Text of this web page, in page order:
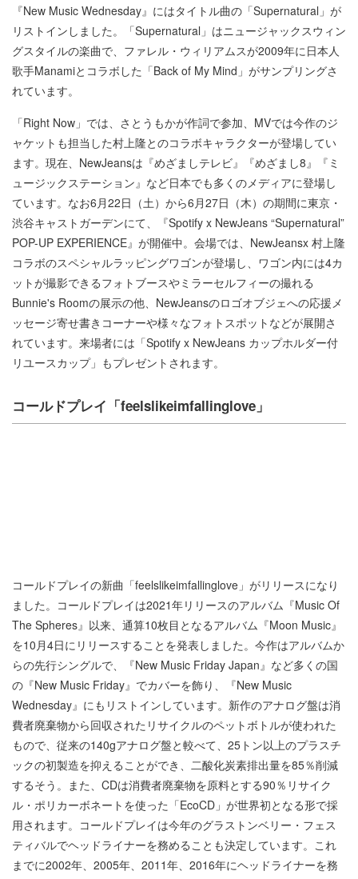
『New Music Wednesday』にはタイトル曲の「Supernatural」が
リストインしました。「Supernatural」はニュージャックスウィン
グスタイルの楽曲で、ファレル・ウィリアムスが2009年に日本人
歌手Manamiとコラボした「Back of My Mind」がサンプリングさ
れています。
「Right Now」では、さとうもかが作詞で参加、MVでは今作のジ
ャケットも担当した村上隆とのコラボキャラクターが登場してい
ます。現在、NewJeansは『めざましテレビ』『めざまし8』『ミ
ュージックステーション』など日本でも多くのメディアに登場し
ています。なお6月22日（土）から6月27日（木）の期間に東京・
渋谷キャストガーデンにて、『Spotify x NewJeans “Supernatural”
POP-UP EXPERIENCE』が開催中。会場では、NewJeansx 村上隆
コラボのスペシャルラッピングワゴンが登場し、ワゴン内には4カ
ットが撮影できるフォトブースやミラーセルフィーの撮れる
Bunnie's Roomの展示の他、NewJeansのロゴオブジェへの応援メ
ッセージ寄せ書きコーナーや様々なフォトスポットなどが展開さ
れています。来場者には「Spotify x NewJeans カップホルダー付
リユースカップ」もプレゼントされます。
コールドプレイ「​feelslikeimfallinglove」
コールドプレイの新曲「feelslikeimfallinglove」がリリースになり
ました。コールドプレイは2021年リリースのアルバム『Music Of
The Spheres』以来、通算10枚目となるアルバム『Moon Music』
を10月4日にリリースすることを発表しました。今作はアルバムか
らの先行シングルで、『New Music Friday Japan』など多くの国
の『New Music Friday』でカバーを飾り、『New Music
Wednesday』にもリストインしています。新作のアナログ盤は消
費者廃棄物から回収されたリサイクルのペットボトルが使われた
もので、従来の140gアナログ盤と較べて、25トン以上のプラスチ
ックの初製造を抑えることができ、二酸化炭素排出量を85％削減
するそう。また、CDは消費者廃棄物を原料とする90％リサイク
ル・ポリカーボネートを使った「EcoCD」が世界初となる形で採
用されます。コールドプレイは今年のグラストンベリー・フェス
ティバルでヘッドライナーを務めることも決定しています。これ
までに2002年、2005年、2011年、2016年にヘッドライナーを務